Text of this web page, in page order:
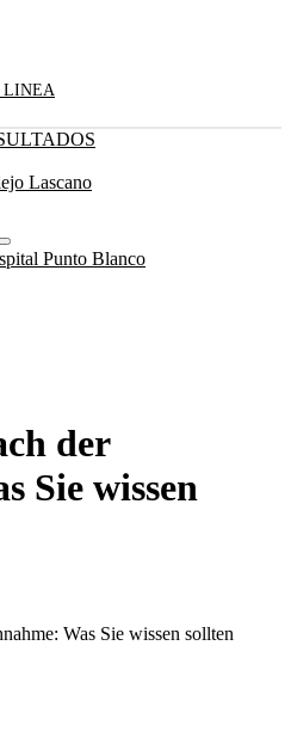
LINEA
Lascano
der
Sie wissen
Was Sie wissen sollten